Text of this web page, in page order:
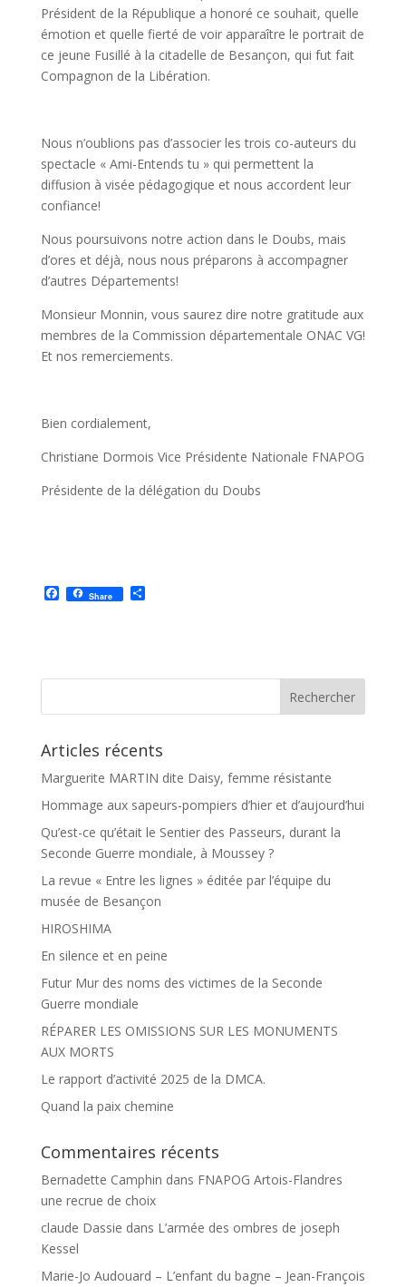
Président de la République a honoré ce souhait, quelle
émotion et quelle fierté de voir apparaître le portrait de
ce jeune Fusillé à la citadelle de Besançon, qui fut fait
Compagnon de la Libération.
Nous n’oublions pas d’associer les trois co-auteurs du
spectacle « Ami-Entends tu » qui permettent la
diffusion à visée pédagogique et nous accordent leur
confiance!
Nous poursuivons notre action dans le Doubs, mais
d’ores et déjà, nous nous préparons à accompagner
d’autres Départements!
Monsieur Monnin, vous saurez dire notre gratitude aux
membres de la Commission départementale ONAC VG!
Et nos remerciements.
Bien cordialement,
Christiane Dormois Vice Présidente Nationale FNAPOG
Présidente de la délégation du Doubs
F
a
o
Share P
e
Articles récents
Marguerite MARTIN dite Daisy, femme résistante
Hommage aux sapeurs-pompiers d’hier et d’aujourd’hui
Qu’est-ce qu’était le Sentier des Passeurs, durant la
Seconde Guerre mondiale, à Moussey ?
La revue « Entre les lignes » éditée par l’équipe du
musée de Besançon
HIROSHIMA
En silence et en peine
Futur Mur des noms des victimes de la Seconde
Guerre mondiale
RÉPARER LES OMISSIONS SUR LES MONUMENTS
AUX MORTS
Le rapport d’activité 2025 de la DMCA.
Quand la paix chemine
Commentaires récents
Bernadette Camphin dans FNAPOG Artois-Flandres
une recrue de choix
claude Dassie dans L’armée des ombres de joseph
Kessel
Marie-Jo Audouard – L’enfant du bagne – Jean-François